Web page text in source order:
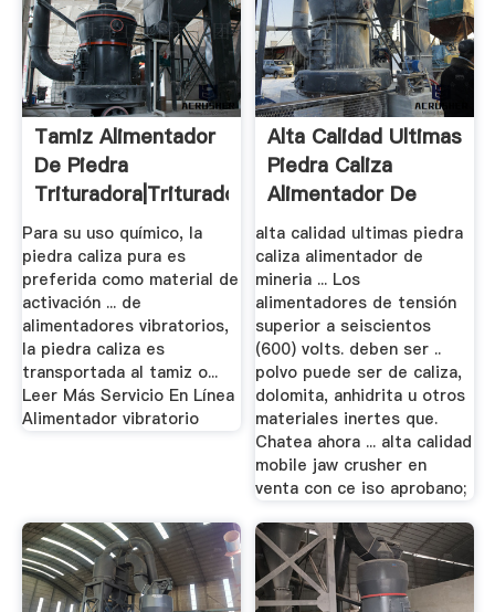
Tamiz Alimentador
De Piedra
Trituradora|Trituradora
De ...
Para su uso químico, la
piedra caliza pura es
preferida como material de
activación ... de
alimentadores vibratorios,
la piedra caliza es
transportada al tamiz o...
Leer Más Servicio En Línea
Alimentador vibratorio
Alta Calidad Ultimas
Piedra Caliza
Alimentador De
Mineria
alta calidad ultimas piedra
caliza alimentador de
mineria ... Los
alimentadores de tensión
superior a seiscientos
(600) volts. deben ser ..
polvo puede ser de caliza,
dolomita, anhidrita u otros
materiales inertes que.
Chatea ahora ... alta calidad
mobile jaw crusher en
venta con ce iso aprobano;